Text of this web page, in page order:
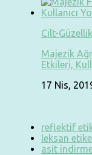
Cilt-Güzellik
Majezik
Etkileri,
17 Nis,
reflektif
leksan
asit